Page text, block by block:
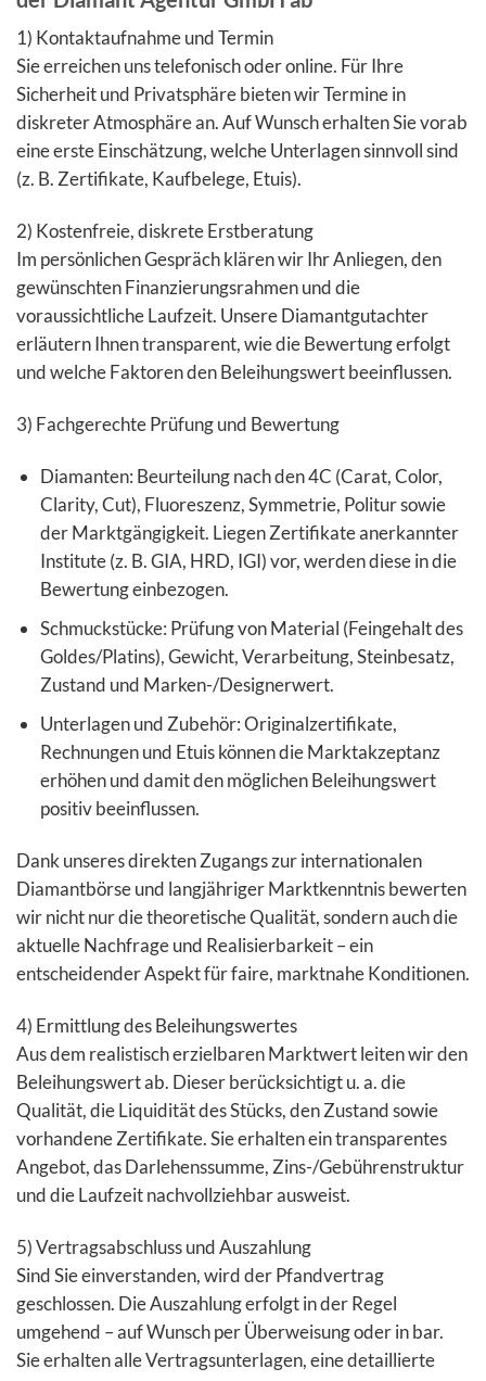
1) Kontaktaufnahme und Termin
Sie erreichen uns telefonisch oder online. Für Ihre
Sicherheit und Privatsphäre bieten wir Termine in
diskreter Atmosphäre an. Auf Wunsch erhalten Sie vorab
eine erste Einschätzung, welche Unterlagen sinnvoll sind
(z. B. Zertifikate, Kaufbelege, Etuis).
2) Kostenfreie, diskrete Erstberatung
Im persönlichen Gespräch klären wir Ihr Anliegen, den
gewünschten Finanzierungsrahmen und die
voraussichtliche Laufzeit. Unsere Diamantgutachter
erläutern Ihnen transparent, wie die Bewertung erfolgt
und welche Faktoren den Beleihungswert beeinflussen.
3) Fachgerechte Prüfung und Bewertung
Diamanten: Beurteilung nach den 4C (Carat, Color,
Clarity, Cut), Fluoreszenz, Symmetrie, Politur sowie
der Marktgängigkeit. Liegen Zertifikate anerkannter
Institute (z. B. GIA, HRD, IGI) vor, werden diese in die
Bewertung einbezogen.
Schmuckstücke: Prüfung von Material (Feingehalt des
Goldes/Platins), Gewicht, Verarbeitung, Steinbesatz,
Zustand und Marken-/Designerwert.
Unterlagen und Zubehör: Originalzertifikate,
Rechnungen und Etuis können die Marktakzeptanz
erhöhen und damit den möglichen Beleihungswert
positiv beeinflussen.
Dank unseres direkten Zugangs zur internationalen
Diamantbörse und langjähriger Marktkenntnis bewerten
wir nicht nur die theoretische Qualität, sondern auch die
aktuelle Nachfrage und Realisierbarkeit – ein
entscheidender Aspekt für faire, marktnahe Konditionen.
4) Ermittlung des Beleihungswertes
Aus dem realistisch erzielbaren Marktwert leiten wir den
Beleihungswert ab. Dieser berücksichtigt u. a. die
Qualität, die Liquidität des Stücks, den Zustand sowie
vorhandene Zertifikate. Sie erhalten ein transparentes
Angebot, das Darlehenssumme, Zins-/Gebührenstruktur
und die Laufzeit nachvollziehbar ausweist.
5) Vertragsabschluss und Auszahlung
Sind Sie einverstanden, wird der Pfandvertrag
geschlossen. Die Auszahlung erfolgt in der Regel
umgehend – auf Wunsch per Überweisung oder in bar.
Sie erhalten alle Vertragsunterlagen, eine detaillierte